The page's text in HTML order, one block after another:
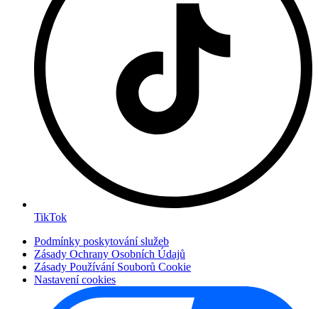
TikTok
Podmínky poskytování služeb
Zásady Ochrany Osobních Údajů
Zásady Používání Souborů Cookie
Nastavení cookies